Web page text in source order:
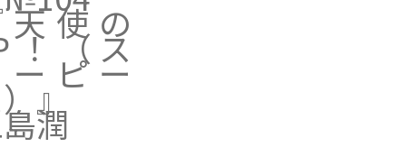
天使の
！（ス
ーピー
』
潤